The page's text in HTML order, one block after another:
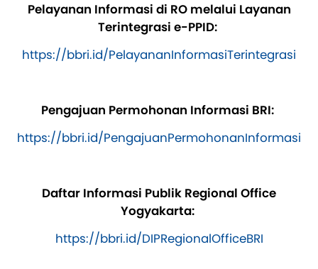
Pelayanan Informasi di RO melalui Layanan
Terintegrasi e-PPID:
https://bbri.id/PelayananInformasiTerintegrasi
Pengajuan Permohonan Informasi BRI:
https://bbri.id/PengajuanPermohonanInformasi
Daftar Informasi Publik Regional Office
Yogyakarta:
https://bbri.id/DIPRegionalOfficeBRI